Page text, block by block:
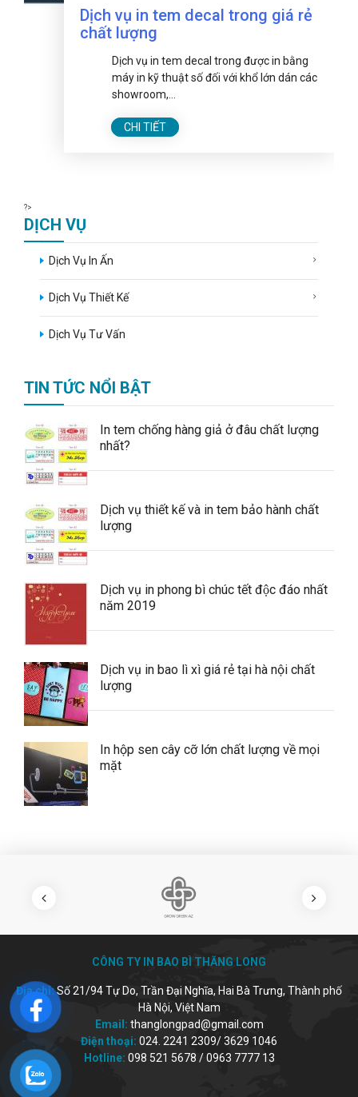
Dịch vụ in tem decal trong giá rẻ
chất lượng
Dịch vụ in tem decal trong được in bằng
máy in kỹ thuật số đối với khổ lớn dán các
showroom,...
CHI TIẾT
?>
DỊCH VỤ
Dịch Vụ In Ấn
Dịch Vụ Thiết Kế
Dịch Vụ Tư Vấn
TIN TỨC NỔI BẬT
In tem chống hàng giả ở đâu chất lượng
nhất?
Dịch vụ thiết kế và in tem bảo hành chất
lượng
Dịch vụ in phong bì chúc tết độc đáo nhất
năm 2019
Dịch vụ in bao lì xì giá rẻ tại hà nội chất
lượng
In hộp sen cây cỡ lớn chất lượng về mọi
mặt
CÔNG TY IN BAO BÌ THĂNG LONG
Địa chỉ:Số 21/94 Tự Do, Trần Đại Nghĩa, Hai Bà Trưng, Thành phố
Hà Nội, Việt Nam
Email: thanglongpad@gmail.com
Điện thoại: 024. 2241 2309/ 3629 1046
Hotline: 098 521 5678 / 0963 7777 13